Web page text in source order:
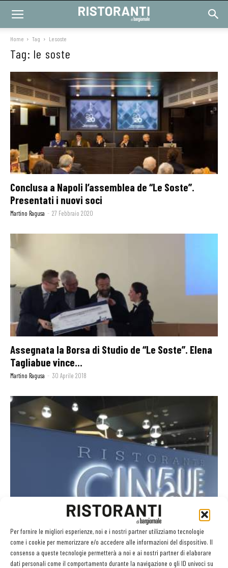
Per fornire le migliori esperienze, noi e i nostri partner utilizziamo tecnologie
come i cookie per memorizzare e/o accedere alle informazioni del dispositivo. Il
consenso a queste tecnologie permetterà a noi e ai nostri partner di elaborare
dati personali come il comportamento durante la navigazione o gli ID univoci su
Home Tag Le soste
Tag: le soste
Conclusa a Napoli l’assemblea de “Le Soste”.
Presentati i nuovi soci
Martino Ragusa - 27 Febbraio 2020
Assegnata la Borsa di Studio de “Le Soste”. Elena
Tagliabue vince...
Martino Ragusa - 30 Aprile 2018
Al Cinque di Fico cucineranno gli chef stellati delle
Martino Ragusa 21 Marzo 2018